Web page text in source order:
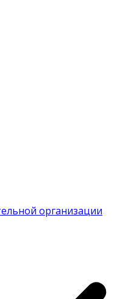
организации